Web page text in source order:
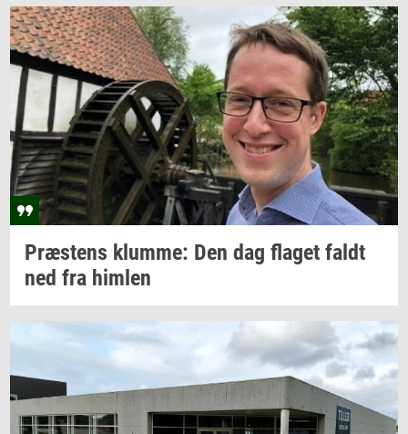
Præ­stens klum­me: Den dag fla­get faldt
ned fra him­len